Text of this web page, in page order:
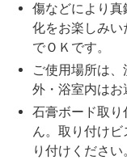
傷などにより
化をお楽しみ
でＯＫです。
ご使用場所は
外・浴室内はお
石膏ボード取
ん。取り付け
り付けください